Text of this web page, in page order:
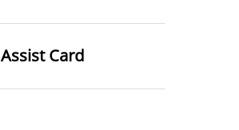
Assist Card